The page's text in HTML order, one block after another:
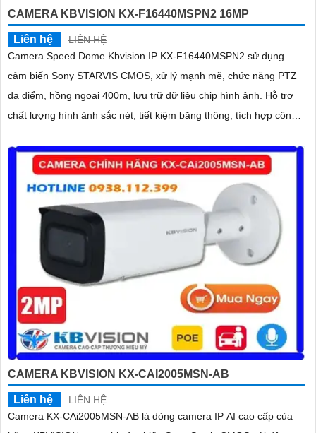
CAMERA KBVISION KX-F16440MSPN2 16MP
Liên hệ
LIÊN HỆ
Camera Speed Dome Kbvision IP KX-F16440MSPN2 sử dụng
cảm biến Sony STARVIS CMOS, xử lý mạnh mẽ, chức năng PTZ
đa điểm, hồng ngoại 400m, lưu trữ dữ liệu chip hình ảnh. Hỗ trợ
chất lượng hình ảnh sắc nét, tiết kiệm băng thông, tích hợp công
CAMERA KBVISION KX-CAI2005MSN-AB
Liên hệ
LIÊN HỆ
Camera KX-CAi2005MSN-AB là dòng camera IP AI cao cấp của